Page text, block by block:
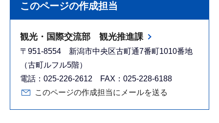
このページの作成担当
観光・国際交流部 観光推進課
〒951-8554 新潟市中央区古町通7番町1010番地
（古町ルフル5階）
電話：025-226-2612 FAX：025-228-6188
このページの作成担当にメールを送る